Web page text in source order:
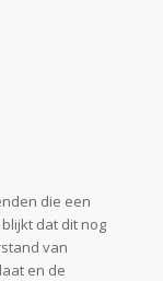
die een
dat dit nog
van
en de